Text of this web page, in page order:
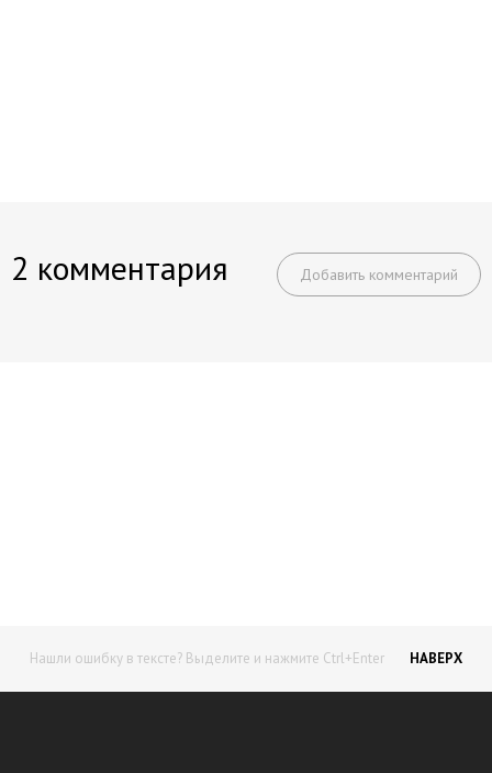
2 комментария Добавить комментарий
Нашли ошибку в тексте? Выделите и нажмите Ctrl+Enter НАВЕРХ